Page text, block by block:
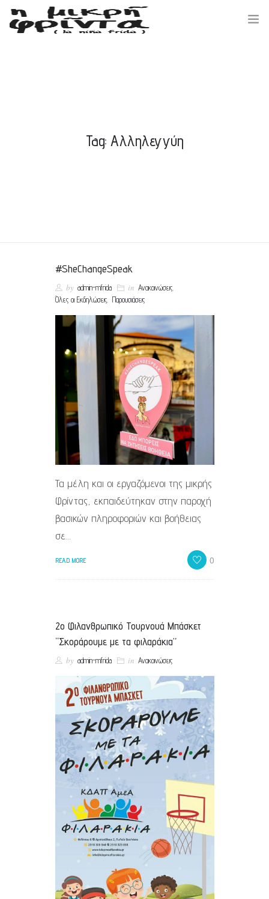
Tag: Αλληλεγγύη
#SheChangeSpeak
by admin-mfrida in Ανακοινώσεις,
Όλες οι Εκδηλώσεις, Παρουσιάσεις
Τα μέλη και οι εργαζόμενοι της μικρής
Φρίντας, εκπαιδεύτηκαν στην παροχή
βασικών πληροφοριών και βοήθειας
σε…
READ MORE 0
2ο Φιλανθρωπικό Τουρνουά Μπάσκετ
“Σκοράρουμε με τα φιλαράκια”
by admin-mfrida in Ανακοινώσεις